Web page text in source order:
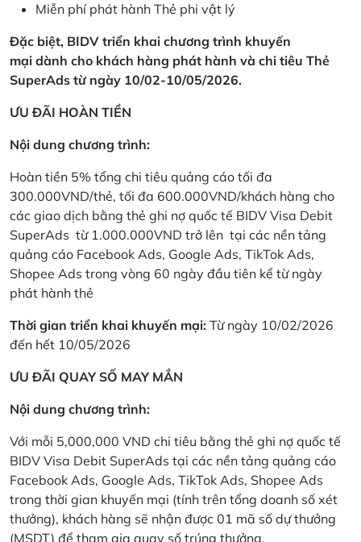
Miễn phí phát hành Thẻ phi vật lý
Đặc biệt, BIDV triển khai chương trình khuyến
mại dành cho khách hàng phát hành và chi tiêu Thẻ
SuperAds từ ngày 10/02-10/05/2026.
ƯU ĐÃI HOÀN TIỀN
Nội dung chương trình:
Hoàn tiền 5% tổng chi tiêu quảng cáo tối đa
300.000VND/thẻ, tối đa 600.000VND/khách hàng cho
các giao dịch bằng thẻ ghi nợ quốc tế BIDV Visa Debit
SuperAds từ 1.000.000VND trở lên tại các nền tảng
quảng cáo Facebook Ads, Google Ads, TikTok Ads,
Shopee Ads trong vòng 60 ngày đầu tiên kể từ ngày
phát hành thẻ
Thời gian triển khai khuyến mại: Từ ngày 10/02/2026
đến hết 10/05/2026
ƯU ĐÃI QUAY SỐ MAY MẮN
Nội dung chương trình:
Với mỗi 5,000,000 VND chi tiêu bằng thẻ ghi nợ quốc tế
BIDV Visa Debit SuperAds tại các nền tảng quảng cáo
Facebook Ads, Google Ads, TikTok Ads, Shopee Ads
trong thời gian khuyến mại (tính trên tổng doanh số xét
thưởng), khách hàng sẽ nhận được 01 mã số dự thưởng
(MSDT) để tham gia quay số trúng thưởng.